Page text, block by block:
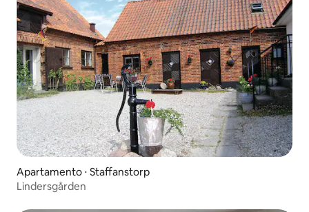
Apartamento ⋅ Staffanstorp
Lindersgården